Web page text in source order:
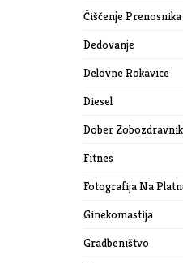
Čiščenje Prenosnika
Dedovanje
Delovne Rokavice
Diesel
Dober
Fitnes
Fotografija Na
Ginekomastija
Gradbeništvo